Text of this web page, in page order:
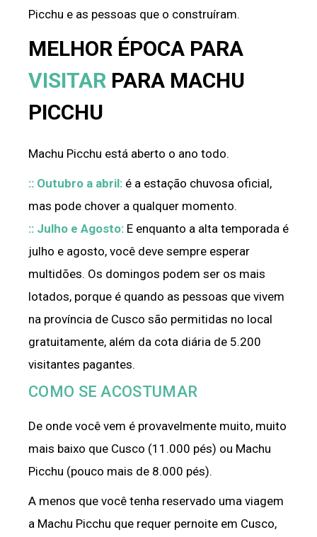
Picchu e as pessoas que o construíram.
MELHOR ÉPOCA PARA
VISITAR PARA MACHU
PICCHU
Machu Picchu está aberto o ano todo.
:: Outubro a abril: é a estação chuvosa oficial,
mas pode chover a qualquer momento.
:: Julho e Agosto: E enquanto a alta temporada é
julho e agosto, você deve sempre esperar
multidões. Os domingos podem ser os mais
lotados, porque é quando as pessoas que vivem
na província de Cusco são permitidas no local
gratuitamente, além da cota diária de 5.200
visitantes pagantes.
COMO SE ACOSTUMAR
De onde você vem é provavelmente muito, muito
mais baixo que Cusco (11.000 pés) ou Machu
Picchu (pouco mais de 8.000 pés).
A menos que você tenha reservado uma viagem
a Machu Picchu que requer pernoite em Cusco,